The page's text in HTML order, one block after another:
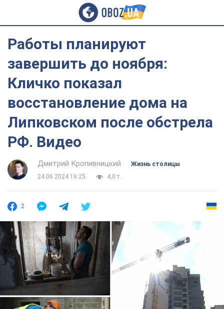
Работы планируют
завершить до ноября:
Кличко показал
восстановление дома на
Липковском после обстрела
РФ. Видео
Дмитрий Кропивницкий
Жизнь столицы
24.06.2024 16:25
4,0 т.
2